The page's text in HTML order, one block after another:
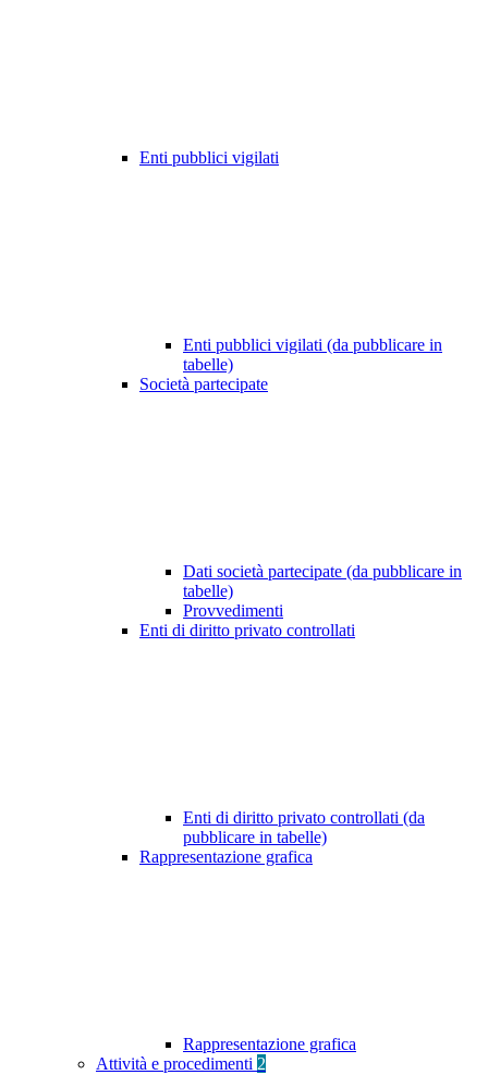
Enti pubblici vigilati
Enti pubblici vigilati (da pubblicare in
tabelle)
Società partecipate
Dati società partecipate (da pubblicare in
tabelle)
Provvedimenti
Enti di diritto privato controllati
Enti di diritto privato controllati (da
pubblicare in tabelle)
Rappresentazione grafica
Rappresentazione grafica
Attività e procedimenti 2